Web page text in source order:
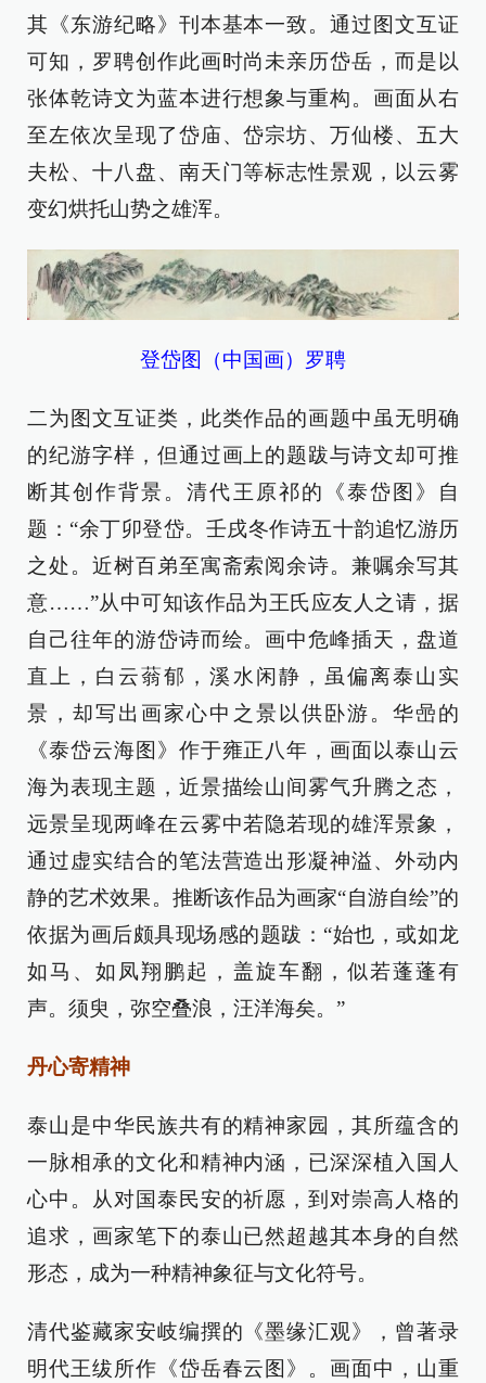
其《东游纪略》刊本基本一致。通过图文互证
可知，罗聘创作此画时尚未亲历岱岳，而是以
张体乾诗文为蓝本进行想象与重构。画面从右
至左依次呈现了岱庙、岱宗坊、万仙楼、五大
夫松、十八盘、南天门等标志性景观，以云雾
变幻烘托山势之雄浑。
登岱图（中国画）罗聘
二为图文互证类，此类作品的画题中虽无明确
的纪游字样，但通过画上的题跋与诗文却可推
断其创作背景。清代王原祁的《泰岱图》自
题：“余丁卯登岱。壬戌冬作诗五十韵追忆游历
之处。近树百弟至寓斋索阅余诗。兼嘱余写其
意……”从中可知该作品为王氏应友人之请，据
自己往年的游岱诗而绘。画中危峰插天，盘道
直上，白云蓊郁，溪水闲静，虽偏离泰山实
景，却写出画家心中之景以供卧游。华喦的
《泰岱云海图》作于雍正八年，画面以泰山云
海为表现主题，近景描绘山间雾气升腾之态，
远景呈现两峰在云雾中若隐若现的雄浑景象，
通过虚实结合的笔法营造出形凝神溢、外动内
静的艺术效果。推断该作品为画家“自游自绘”的
依据为画后颇具现场感的题跋：“始也，或如龙
如马、如凤翔鹏起，盖旋车翻，似若蓬蓬有
声。须臾，弥空叠浪，汪洋海矣。”
丹心寄精神
泰山是中华民族共有的精神家园，其所蕴含的
一脉相承的文化和精神内涵，已深深植入国人
心中。从对国泰民安的祈愿，到对崇高人格的
追求，画家笔下的泰山已然超越其本身的自然
形态，成为一种精神象征与文化符号。
清代鉴藏家安岐编撰的《墨缘汇观》，曾著录
明代王绂所作《岱岳春云图》。画面中，山重